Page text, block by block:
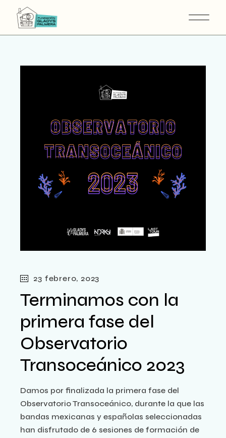
23 febrero, 2023
Terminamos con la
primera fase del
Observatorio
Transoceánico 2023
Damos por finalizada la primera fase del
Observatorio Transoceánico, durante la que las
bandas mexicanas y españolas seleccionadas
han disfrutado de 6 sesiones de formación de